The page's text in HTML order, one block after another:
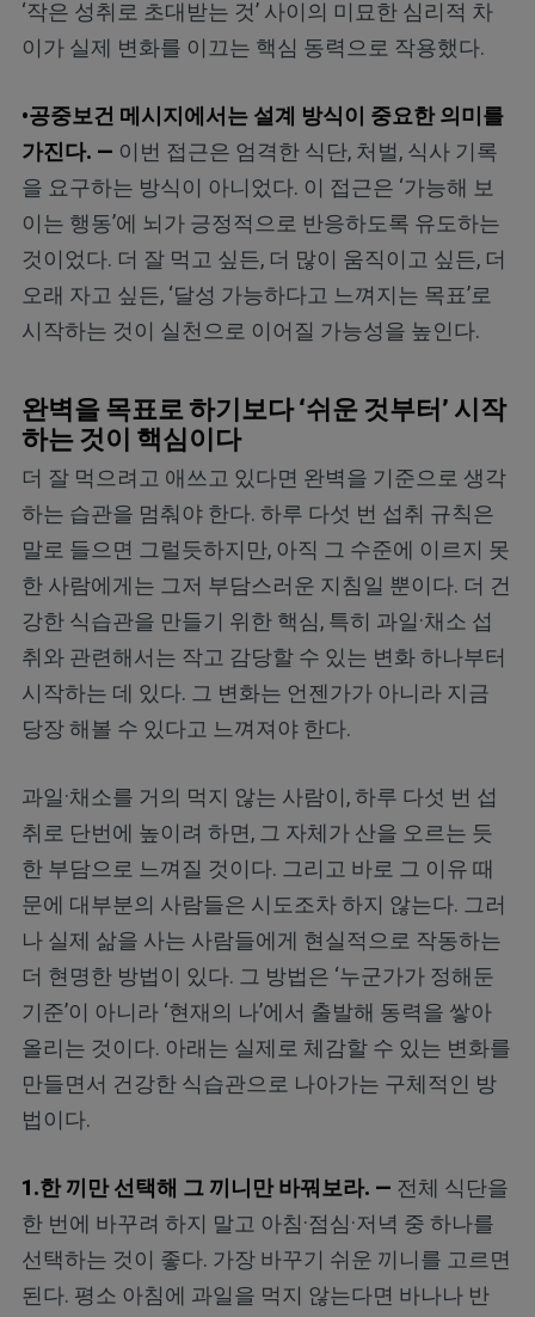
‘작은 성취로 초대받는 것’ 사이의 미묘한 심리적 차
이가 실제 변화를 이끄는 핵심 동력으로 작용했다.
•공중보건 메시지에서는 설계 방식이 중요한 의미를
가진다. — 이번 접근은 엄격한 식단, 처벌, 식사 기록
을 요구하는 방식이 아니었다. 이 접근은 ‘가능해 보
이는 행동’에 뇌가 긍정적으로 반응하도록 유도하는
것이었다. 더 잘 먹고 싶든, 더 많이 움직이고 싶든, 더
오래 자고 싶든, ‘달성 가능하다고 느껴지는 목표’로
시작하는 것이 실천으로 이어질 가능성을 높인다.
완벽을 목표로 하기보다 ‘쉬운 것부터’ 시작
하는 것이 핵심이다
더 잘 먹으려고 애쓰고 있다면 완벽을 기준으로 생각
하는 습관을 멈춰야 한다. 하루 다섯 번 섭취 규칙은
말로 들으면 그럴듯하지만, 아직 그 수준에 이르지 못
한 사람에게는 그저 부담스러운 지침일 뿐이다. 더 건
강한 식습관을 만들기 위한 핵심, 특히 과일·채소 섭
취와 관련해서는 작고 감당할 수 있는 변화 하나부터
시작하는 데 있다. 그 변화는 언젠가가 아니라 지금
당장 해볼 수 있다고 느껴져야 한다.
과일·채소를 거의 먹지 않는 사람이, 하루 다섯 번 섭
취로 단번에 높이려 하면, 그 자체가 산을 오르는 듯
한 부담으로 느껴질 것이다. 그리고 바로 그 이유 때
문에 대부분의 사람들은 시도조차 하지 않는다. 그러
나 실제 삶을 사는 사람들에게 현실적으로 작동하는
더 현명한 방법이 있다. 그 방법은 ‘누군가가 정해둔
기준’이 아니라 ‘현재의 나’에서 출발해 동력을 쌓아
올리는 것이다. 아래는 실제로 체감할 수 있는 변화를
만들면서 건강한 식습관으로 나아가는 구체적인 방
법이다.
1.한 끼만 선택해 그 끼니만 바꿔보라. — 전체 식단을
한 번에 바꾸려 하지 말고 아침·점심·저녁 중 하나를
선택하는 것이 좋다. 가장 바꾸기 쉬운 끼니를 고르면
된다. 평소 아침에 과일을 먹지 않는다면 바나나 반